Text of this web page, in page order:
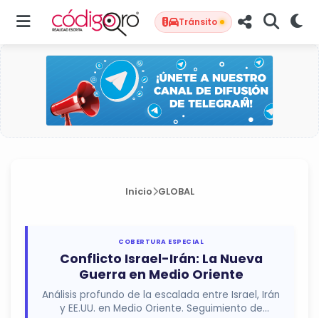
Tránsito
Inicio GLOBAL
COBERTURA ESPECIAL
Conflicto Israel-Irán: La Nueva
Guerra en Medio Oriente
Análisis profundo de la escalada entre Israel, Irán
y EE.UU. en Medio Oriente. Seguimiento de